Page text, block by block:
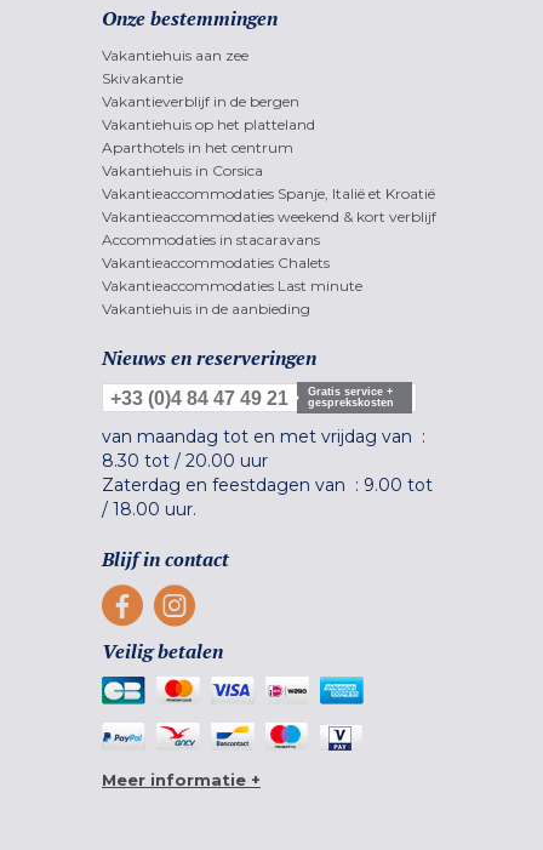
Onze bestemmingen
Vakantiehuis aan zee
Skivakantie
Vakantieverblijf in de bergen
Vakantiehuis op het platteland
Aparthotels in het centrum
Vakantiehuis in Corsica
Vakantieaccommodaties Spanje, Italië et Kroatië
Vakantieaccommodaties weekend & kort verblijf
Accommodaties in stacaravans
Vakantieaccommodaties Chalets
Vakantieaccommodaties Last minute
Vakantiehuis in de aanbieding
Nieuws en reserveringen
+33 (0)4 84 47 49 21
Gratis service +
gesprekskosten
van maandag tot en met vrijdag van :
8.30 tot / 20.00 uur
Zaterdag en feestdagen van : 9.00 tot
/ 18.00 uur.
Blijf in contact
Veilig betalen
Meer informatie +